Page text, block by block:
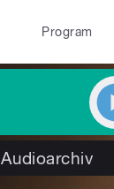
Program
Audioarchiv